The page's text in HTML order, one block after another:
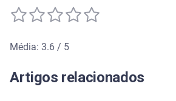
Média: 3.6 / 5
Artigos relacionados